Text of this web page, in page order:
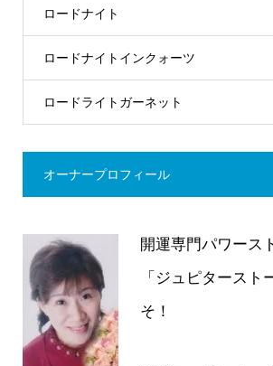
ロードナイト
ロードナイトインクォーツ
ロードライトガーネット
オーナープロフィール
開運専門パワース
「ジュピタースト
そ！